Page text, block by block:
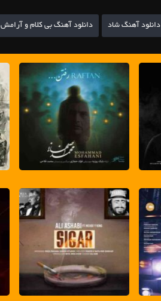
دانلود آهنگ شاد دانلود آهنگ بی کلام و